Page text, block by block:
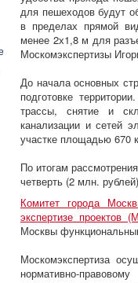
для пешеходов будут
в пределах прямой
менее 2х1,8 м для
Москомэкспертизы
До начала основных
подготовке
трассы, снятие и
канализации и сетей
участке площадью 670
По итогам
четверть (2 млн.
Комитет города
экспертизе проектов
Москвы
Москомэкспертиза
нормативно-